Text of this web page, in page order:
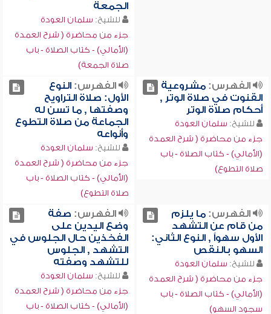
الجمعة
للشيخ: سلمان العودة
جزء من محاضرة ( شرح العمدة
(الأمالي) - كتاب الصلاة - باب
صلاة الجمعة)
الفهرس:مشروعية
القنوت في صلاة الوتر ,
أحكام صلاة الوتر
للشيخ: سلمان العودة
جزء من محاضرة ( شرح العمدة
(الأمالي) - كتاب الصلاة - باب
صلاة التطوع)
الفهرس:النوع
الأول: صلاة التراويح
وصفتها , ما تسن له
الجماعة من صلاة التطوع
وأنواعه
للشيخ: سلمان العودة
جزء من محاضرة ( شرح العمدة
(الأمالي) - كتاب الصلاة - باب
صلاة التطوع)
الفهرس:ما يلزم
من قام عن التشهد
الأول سهواً , النوع الثاني:
السهو بالنقص
للشيخ: سلمان العودة
جزء من محاضرة ( شرح العمدة
(الأمالي) - كتاب الصلاة - باب
سجود السهو)
الفهرس: صفة
وضع اليدين على
الفخذين حال الجلوس في
التشهد , الجلوس
للتشهد وصفته
للشيخ: سلمان العودة
جزء من محاضرة ( شرح العمدة
(الأمالي) - كتاب الصلاة - باب